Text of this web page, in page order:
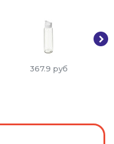
367.9 руб